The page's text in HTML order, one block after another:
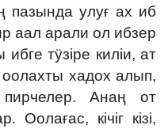
пазында улуғ ах иб
аал арали ол ибзер
тӱзіре киліи, ат
оолахты хадох алып,
Анаң от
кічіг кізі,